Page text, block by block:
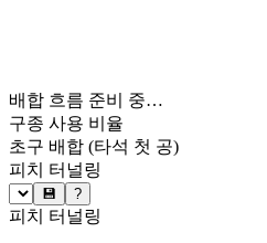
배합 흐름 준비 중…
구종 사용 비율
초구 배합 (타석 첫 공)
피치 터널링
💾 ?
피치 터널링